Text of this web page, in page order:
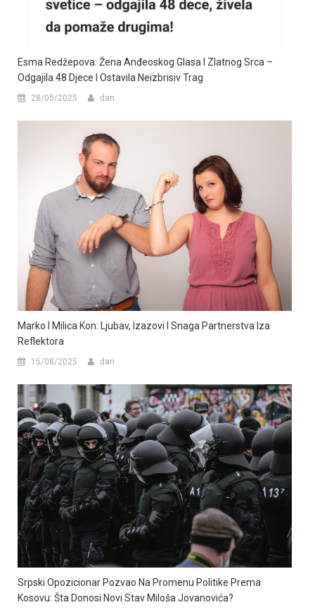
Esma Redžepova: Žena Anđeoskog Glasa I Zlatnog Srca –
Odgajila 48 Djece I Ostavila Neizbrisiv Trag
28/05/2025 dan
Marko I Milica Kon: Ljubav, Izazovi I Snaga Partnerstva Iza
Reflektora
15/08/2025 dan
Srpski Opozicionar Pozvao Na Promenu Politike Prema
Kosovu: Šta Donosi Novi Stav Miloša Jovanovića?